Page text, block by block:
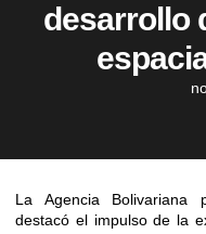
desarrollo
La Agencia Bolivariana
destacó el impulso de la